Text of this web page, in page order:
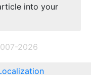
into your
2026